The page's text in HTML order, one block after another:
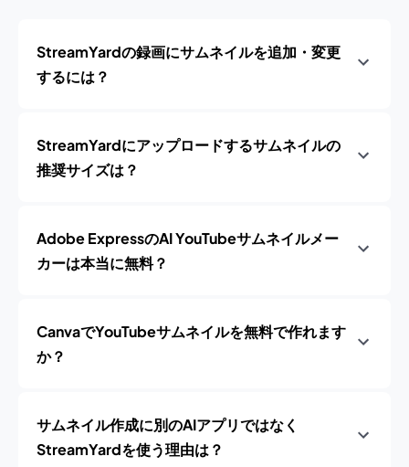
StreamYardの録画にサムネイルを追加・変更
するには？
StreamYardにアップロードするサムネイルの
推奨サイズは？
Adobe ExpressのAI YouTubeサムネイルメー
カーは本当に無料？
CanvaでYouTubeサムネイルを無料で作れます
か？
サムネイル作成に別のAIアプリではなく
StreamYardを使う理由は？